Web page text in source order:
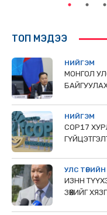
ТОП МЭДЭЭ
НИЙГЭМ
МОНГОЛ
НИЙГЭМ
COP17
УЛС
ИЗНН
ЗӨӨХИЙГ